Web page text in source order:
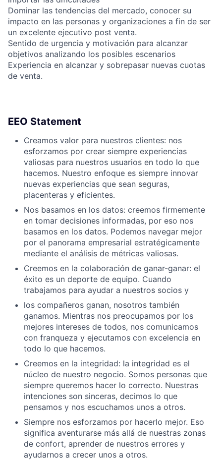
Dominar las tendencias del mercado, conocer su
impacto en las personas y organizaciones a fin de ser
un excelente ejecutivo post venta.
Sentido de urgencia y motivación para alcanzar
objetivos analizando los posibles escenarios
Experiencia en alcanzar y sobrepasar nuevas cuotas
de venta.
EEO Statement
Creamos valor para nuestros clientes: nos
esforzamos por crear siempre experiencias
valiosas para nuestros usuarios en todo lo que
hacemos. Nuestro enfoque es siempre innovar
nuevas experiencias que sean seguras,
placenteras y eficientes.
Nos basamos en los datos: creemos firmemente
en tomar decisiones informadas, por eso nos
basamos en los datos. Podemos navegar mejor
por el panorama empresarial estratégicamente
mediante el análisis de métricas valiosas.
Creemos en la colaboración de ganar-ganar: el
éxito es un deporte de equipo. Cuando
trabajamos para ayudar a nuestros socios y
los compañeros ganan, nosotros también
ganamos. Mientras nos preocupamos por los
mejores intereses de todos, nos comunicamos
con franqueza y ejecutamos con excelencia en
todo lo que hacemos.
Creemos en la integridad: la integridad es el
núcleo de nuestro negocio. Somos personas que
siempre queremos hacer lo correcto. Nuestras
intenciones son sinceras, decimos lo que
pensamos y nos escuchamos unos a otros.
Siempre nos esforzamos por hacerlo mejor. Eso
significa aventurarse más allá de nuestras zonas
de confort, aprender de nuestros errores y
ayudarnos a crecer unos a otros.